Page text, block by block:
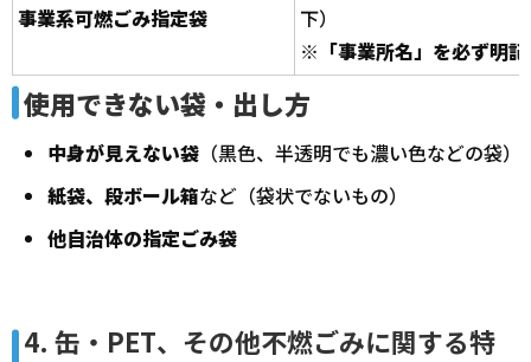
事業系可燃ごみ指定袋
下）
※ 「事業所名」を必ず明記
使用できない袋・出し方
中身が見えない袋 （黒色、半透明でも濃い色などの袋）
紙袋、段ボール箱など（袋状でないもの）
他自治体の指定ごみ袋
4. 缶・PET、その他不燃ごみに関する特